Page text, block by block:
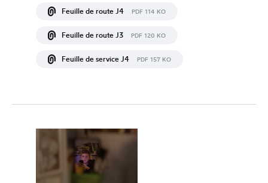
Feuille de route J4 PDF 114 KO
Feuille de route J3 PDF 120 KO
Feuille de service J4 PDF 157 KO